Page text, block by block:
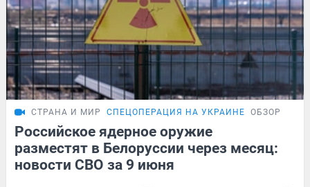
СТРАНА И МИР СПЕЦОПЕРАЦИЯ НА УКРАИНЕ ОБЗОР
Российское ядерное оружие
разместят в Белоруссии через месяц:
новости СВО за 9 июня